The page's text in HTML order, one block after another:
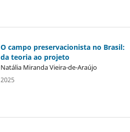
O campo preservacionista no Brasil:
da teoria ao projeto
Natália Miranda Vieira-de-Araújo
2025